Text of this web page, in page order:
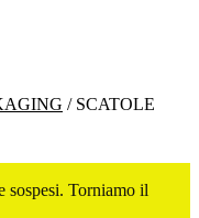
/ SCATOLE
sospesi. Torniamo il